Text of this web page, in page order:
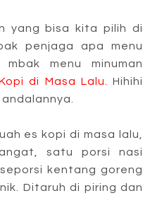
yang bisa kita pilih di
penjaga apa menu
menu minuman
di Masa Lalu.
Hihihi
es kopi di masa lalu,
satu porsi nasi
kentang goreng
Ditaruh di piring dan